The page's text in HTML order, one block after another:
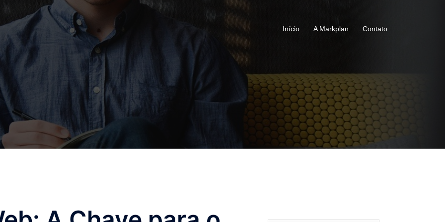
Início A Markplan Contato